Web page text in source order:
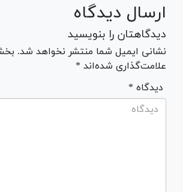
ارسال دیدگاه
دیدگاهتان را بنویسید
نشانی ایمیل شما منتشر نخواهد شد.
علامت‌گذاری شده‌اند *
* دیدگاه